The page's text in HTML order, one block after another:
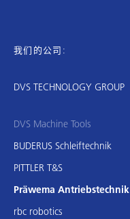
我们的公司:
DVS TECHNOLOGY GROUP
DVS Machine Tools
BUDERUS Schleiftechnik
PITTLER T&S
Präwema Antriebstechnik
rbc robotics